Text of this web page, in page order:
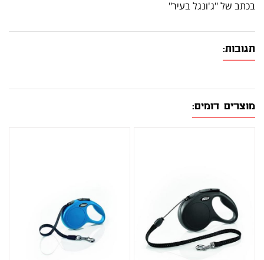
בכתב של "ג'ונגל בעיר"
תגובות:
מוצרים דומים: